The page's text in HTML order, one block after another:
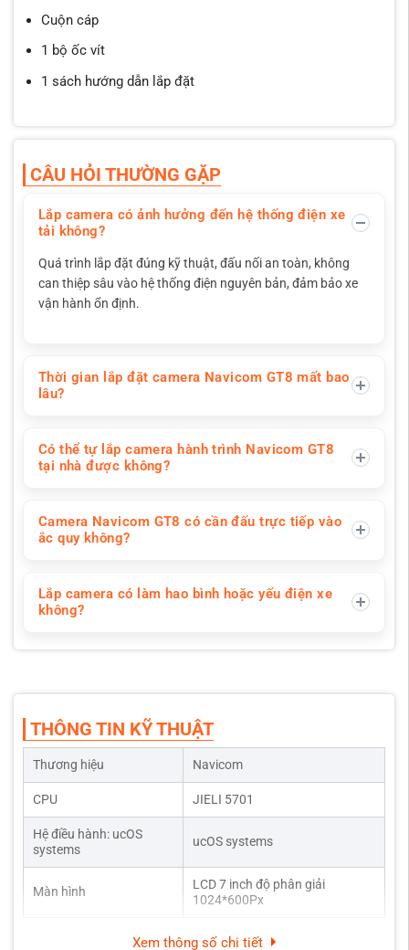
Cuộn cáp
1 bộ ốc vít
1 sách hướng dẫn lắp đặt
CÂU HỎI THƯỜNG GẶP
Lắp camera có ảnh hưởng đến hệ thống điện xe
tải không?
Quá trình lắp đặt đúng kỹ thuật, đấu nối an toàn, không
can thiệp sâu vào hệ thống điện nguyên bản, đảm bảo xe
vận hành ổn định.
Thời gian lắp đặt camera Navicom GT8 mất bao
lâu?
Có thể tự lắp camera hành trình Navicom GT8
tại nhà được không?
Camera Navicom GT8 có cần đấu trực tiếp vào
ắc quy không?
Lắp camera có làm hao bình hoặc yếu điện xe
không?
THÔNG TIN KỸ THUẬT
Thương hiệu Navicom
CPU JIELI 5701
Hệ điều hành: ucOS
systems
ucOS systems
Màn hình
LCD 7 inch độ phân giải
1024*600Px
Xem thông số chi tiết